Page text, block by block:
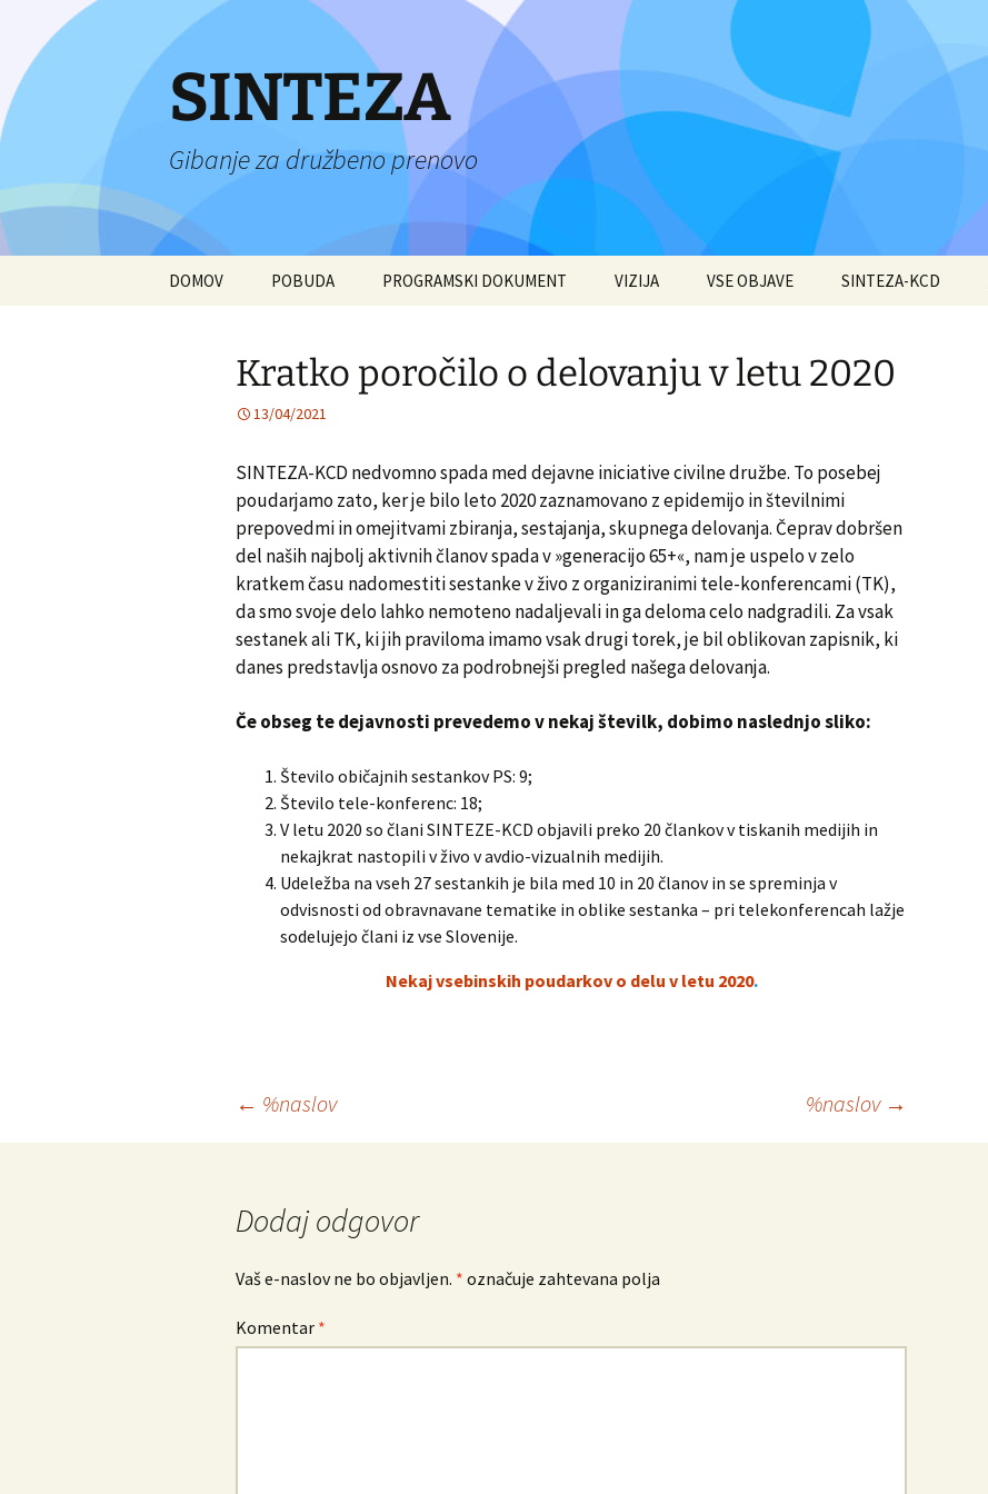
vsebino
SINTEZA
Gibanje za družbeno prenovo
DOMOV POBUDA PROGRAMSKI DOKUMENT VIZIJA VSE OBJAVE SINTEZA-KCD
Kratko poročilo o delovanju v letu 2020
13/04/2021
SINTEZA-KCD nedvomno spada med dejavne iniciative civilne družbe. To posebej
poudarjamo zato, ker je bilo leto 2020 zaznamovano z epidemijo in številnimi
prepovedmi in omejitvami zbiranja, sestajanja, skupnega delovanja. Čeprav dobršen
del naših najbolj aktivnih članov spada v »generacijo 65+«, nam je uspelo v zelo
kratkem času nadomestiti sestanke v živo z organiziranimi tele-konferencami (TK),
da smo svoje delo lahko nemoteno nadaljevali in ga deloma celo nadgradili. Za vsak
sestanek ali TK, ki jih praviloma imamo vsak drugi torek, je bil oblikovan zapisnik, ki
danes predstavlja osnovo za podrobnejši pregled našega delovanja.
Če obseg te dejavnosti prevedemo v nekaj številk, dobimo naslednjo sliko:
Število običajnih sestankov PS: 9;
Število tele-konferenc: 18;
V letu 2020 so člani SINTEZE-KCD objavili preko 20 člankov v tiskanih medijih in
nekajkrat nastopili v živo v avdio-vizualnih medijih.
Udeležba na vseh 27 sestankih je bila med 10 in 20 članov in se spreminja v
odvisnosti od obravnavane tematike in oblike sestanka – pri telekonferencah lažje
sodelujejo člani iz vse Slovenije.
Nekaj vsebinskih poudarkov o delu v letu 2020.
po
← %naslov %naslov →
Dodaj odgovor
Vaš e-naslov ne bo objavljen. * označuje zahtevana polja
Komentar *